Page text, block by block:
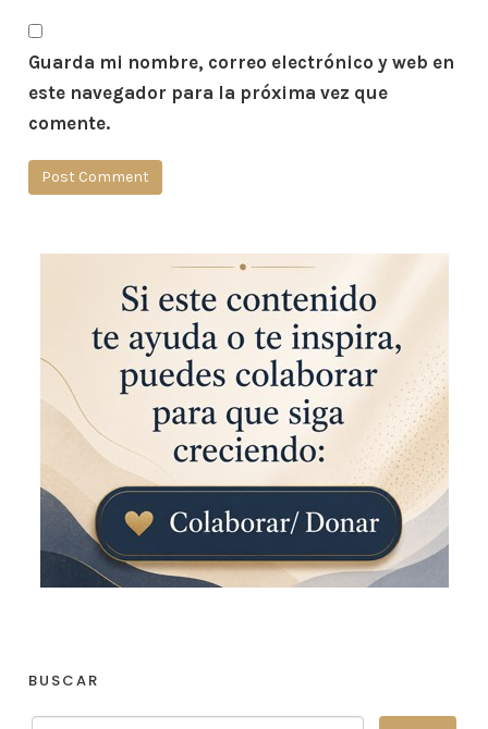
Guarda mi nombre, correo electrónico y web en
este navegador para la próxima vez que
comente.
BUSCAR